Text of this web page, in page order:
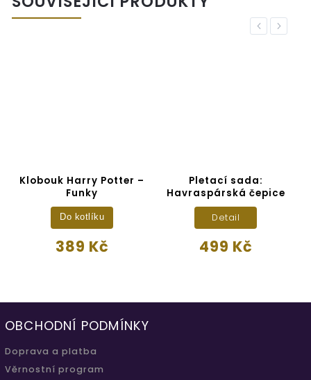
Previous
Klobouk Harry Potter –
Funky
389 Kč
Do kotlíku
Pletací sada:
Havraspárská čepice
499 Kč
Detail
Next
OBCHODNÍ PODMÍNKY
Doprava a platba
Věrnostní program